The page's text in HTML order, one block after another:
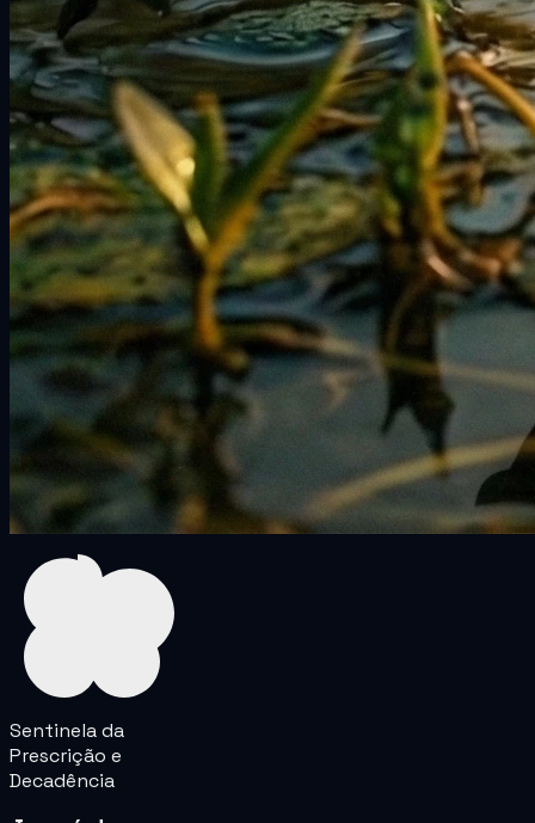
Sentinela da
Prescrição e
Decadência